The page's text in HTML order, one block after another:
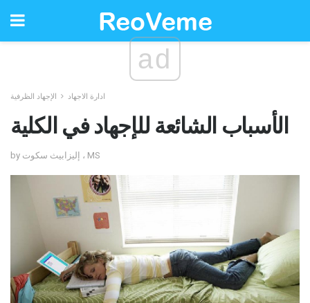
ad
ادارة الاجهاد الإجهاد الظرفية
الأسباب الشائعة للإجهاد في الكلية
by إليزابيث سكوت ، MS